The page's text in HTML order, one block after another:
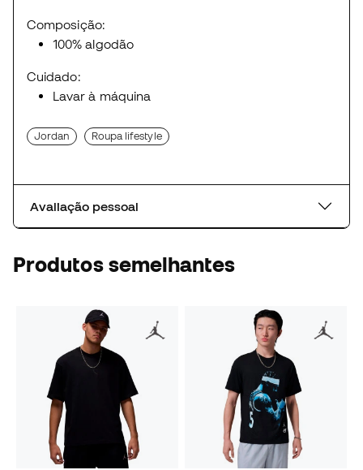
Composição:
100% algodão
Cuidado:
Lavar à máquina
Jordan Roupa lifestyle
Avaliação pessoal
Produtos semelhantes